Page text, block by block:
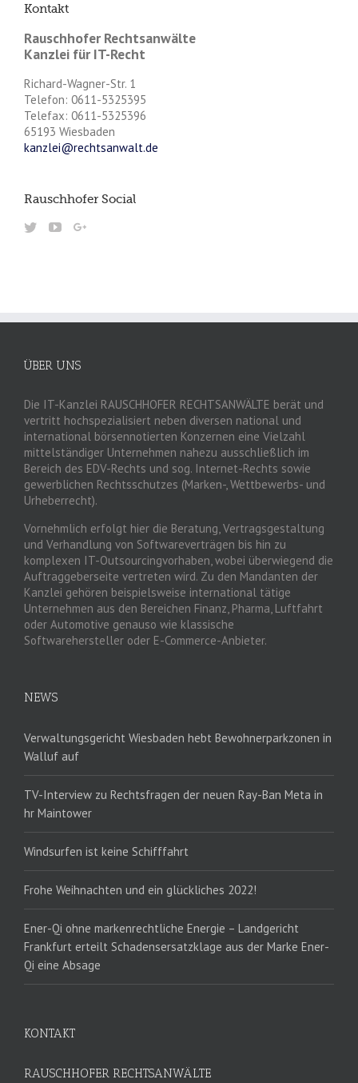
Kontakt
Rauschhofer Rechtsanwälte
Kanzlei für IT-Recht
Richard-Wagner-Str. 1
Telefon: 0611-5325395
Telefax: 0611-5325396
65193 Wiesbaden
kanzlei@rechtsanwalt.de
Rauschhofer Social
ÜBER UNS
Die IT-Kanzlei RAUSCHHOFER RECHTSANWÄLTE berät und
vertritt hochspezialisiert neben diversen national und
international börsennotierten Konzernen eine Vielzahl
mittelständiger Unternehmen nahezu ausschließlich im
Bereich des EDV-Rechts und sog. Internet-Rechts sowie
gewerblichen Rechtsschutzes (Marken-, Wettbewerbs- und
Urheberrecht).
Vornehmlich erfolgt hier die Beratung, Vertragsgestaltung
und Verhandlung von Softwareverträgen bis hin zu
komplexen IT-Outsourcingvorhaben, wobei überwiegend die
Auftraggeberseite vertreten wird. Zu den Mandanten der
Kanzlei gehören beispielsweise international tätige
Unternehmen aus den Bereichen Finanz, Pharma, Luftfahrt
oder Automotive genauso wie klassische
Softwarehersteller oder E-Commerce-Anbieter.
NEWS
Verwaltungsgericht Wiesbaden hebt Bewohnerparkzonen in
Walluf auf
TV-Interview zu Rechtsfragen der neuen Ray-Ban Meta in
hr Maintower
Windsurfen ist keine Schifffahrt
Frohe Weihnachten und ein glückliches 2022!
Ener-Qi ohne markenrechtliche Energie – Landgericht
Frankfurt erteilt Schadensersatzklage aus der Marke Ener-
Qi eine Absage
KONTAKT
RAUSCHHOFER RECHTSANWÄLTE